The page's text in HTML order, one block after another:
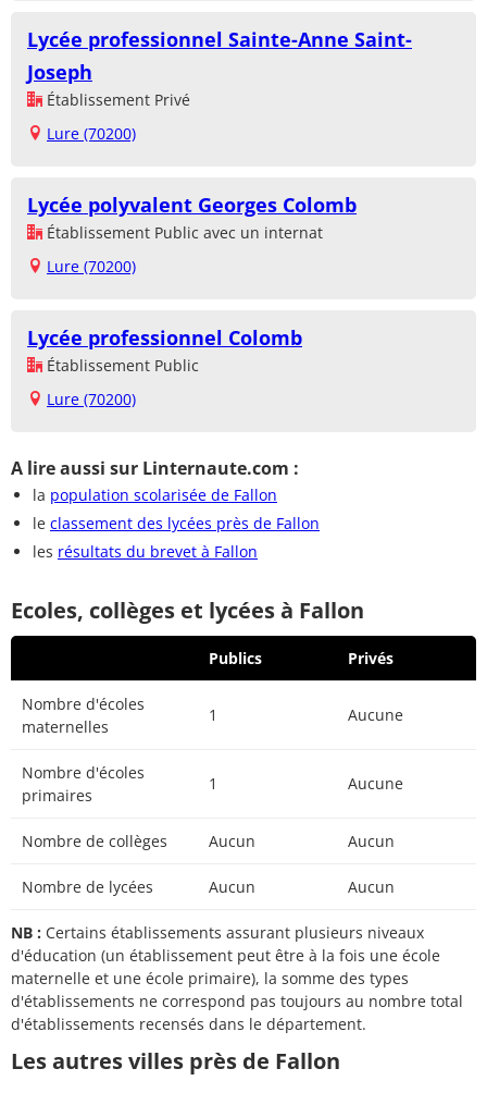
Lycée professionnel Sainte-Anne Saint-
Joseph
Établissement Privé
Lure (70200)
Lycée polyvalent Georges Colomb
Établissement Public avec un internat
Lure (70200)
Lycée professionnel Colomb
Établissement Public
Lure (70200)
A lire aussi sur Linternaute.com :
la population scolarisée de Fallon
le classement des lycées près de Fallon
les résultats du brevet à Fallon
Ecoles, collèges et lycées à Fallon
Publics Privés
Nombre d'écoles
maternelles
1 Aucune
Nombre d'écoles
primaires
1 Aucune
Nombre de collèges Aucun Aucun
Nombre de lycées Aucun Aucun
NB : Certains établissements assurant plusieurs niveaux
d'éducation (un établissement peut être à la fois une école
maternelle et une école primaire), la somme des types
d'établissements ne correspond pas toujours au nombre total
d'établissements recensés dans le département.
Les autres villes près de Fallon